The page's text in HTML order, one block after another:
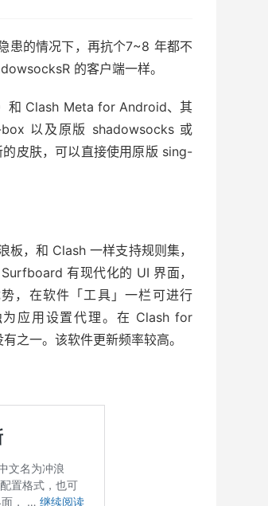
患的情况下，再抗个7~8 年都不
的客户端一样。
和 Clash Meta for Android、其
以及原版 shadowsocks 或
皮肤，可以直接使用原版 sing-
，和 Clash 一样支持规则集，
有现代化的 UI 界面，
，在软件「工具」一栏可进行
应用设置代理。在 Clash for
之一。该软件更新频率较高。